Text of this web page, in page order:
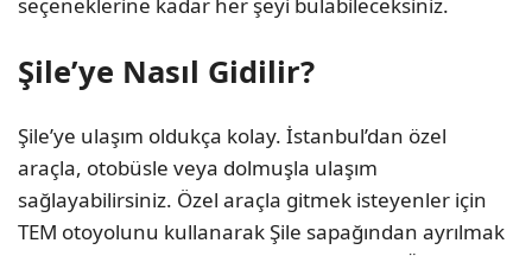
Şile’ye Nasıl Gidilir?
Şile’ye ulaşım oldukça kolay. İstanbul’dan özel
araçla, otobüsle veya dolmuşla ulaşım
sağlayabilirsiniz. Özel araçla gitmek isteyenler için
TEM otoyolunu kullanarak Şile sapağından ayrılmak